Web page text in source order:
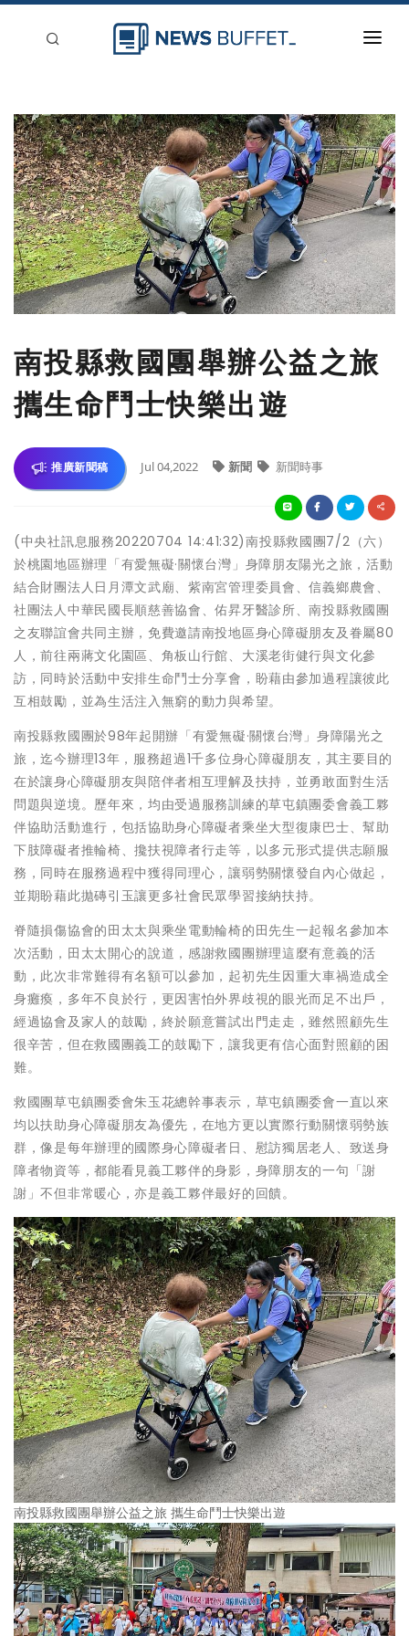
新聞稿分類
登入
刊登
南投縣救國團舉辦公益之旅
攜生命鬥士快樂出遊
推廣新聞稿 Jul 04,2022 新聞 新聞時事
(中央社訊息服務20220704 14:41:32)南投縣救國團7/2（六）
於桃園地區辦理「有愛無礙·關懷台灣」身障朋友陽光之旅，活動
結合財團法人日月潭文武廟、紫南宮管理委員會、信義鄉農會、
社團法人中華民國長順慈善協會、佑昇牙醫診所、南投縣救國團
之友聯誼會共同主辦，免費邀請南投地區身心障礙朋友及眷屬80
人，前往兩蔣文化園區、角板山行館、大溪老街健行與文化參
訪，同時於活動中安排生命鬥士分享會，盼藉由參加過程讓彼此
互相鼓勵，並為生活注入無窮的動力與希望。
南投縣救國團於98年起開辦「有愛無礙·關懷台灣」身障陽光之
旅，迄今辦理13年，服務超過1千多位身心障礙朋友，其主要目的
在於讓身心障礙朋友與陪伴者相互理解及扶持，並勇敢面對生活
問題與逆境。歷年來，均由受過服務訓練的草屯鎮團委會義工夥
伴協助活動進行，包括協助身心障礙者乘坐大型復康巴士、幫助
下肢障礙者推輪椅、攙扶視障者行走等，以多元形式提供志願服
務，同時在服務過程中獲得同理心，讓弱勢關懷發自內心做起，
並期盼藉此拋磚引玉讓更多社會民眾學習接納扶持。
脊隨損傷協會的田太太與乘坐電動輪椅的田先生一起報名參加本
次活動，田太太開心的說道，感謝救國團辦理這麼有意義的活
動，此次非常難得有名額可以參加，起初先生因重大車禍造成全
身癱瘓，多年不良於行，更因害怕外界歧視的眼光而足不出戶，
經過協會及家人的鼓勵，終於願意嘗試出門走走，雖然照顧先生
很辛苦，但在救國團義工的鼓勵下，讓我更有信心面對照顧的困
難。
救國團草屯鎮團委會朱玉花總幹事表示，草屯鎮團委會一直以來
均以扶助身心障礙朋友為優先，在地方更以實際行動關懷弱勢族
群，像是每年辦理的國際身心障礙者日、慰訪獨居老人、致送身
障者物資等，都能看見義工夥伴的身影，身障朋友的一句「謝
謝」不但非常暖心，亦是義工夥伴最好的回饋。
南投縣救國團舉辦公益之旅 攜生命鬥士快樂出遊